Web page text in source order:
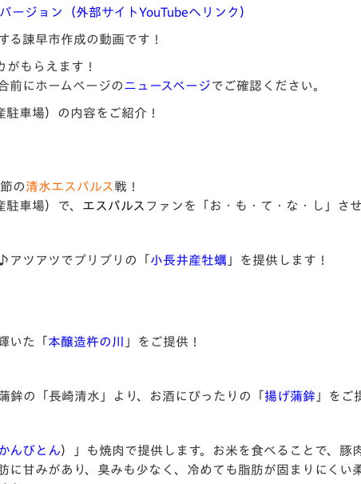
ジョン（外部サイトYouTubeへリンク）
る諫早市作成の動画です！
がもらえます！
前にホームページのニュースページでご確認ください。
車場）の内容をご紹介！
の清水エスパルス 戦！
車場）で、 エスパルス ファンを「お・も・て・な・し」さ
ツアツでプリプリの「 小長井産牡蠣 」を提供します！
いた「 本醸造杵の川 」をご提供！
の「長崎清水」より、お酒にぴったりの「 揚げ蒲鉾 」をご
んびとん）」
も焼肉で提供します。お米を食べることで、豚
に甘みがあり、臭みも少なく、冷めても脂肪が固まりにく